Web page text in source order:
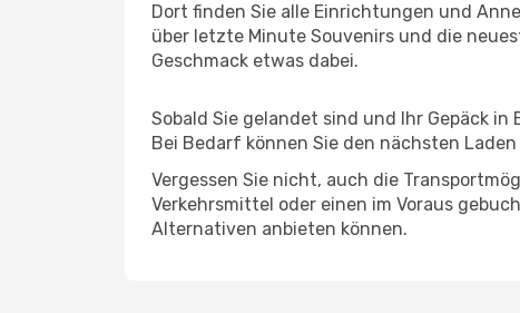
Dort finden Sie alle Einrichtungen und
über letzte Minute Souvenirs und die
Geschmack etwas dabei.
Sobald Sie gelandet sind und Ihr Gepäck
Bei Bedarf können Sie den nächsten
Vergessen Sie nicht, auch die
Verkehrsmittel oder einen im Voraus
Alternativen anbieten können.